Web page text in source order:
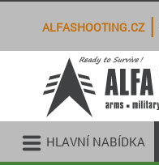
HLAVNÍ NABÍDKA
ALFASHOOTING.CZ